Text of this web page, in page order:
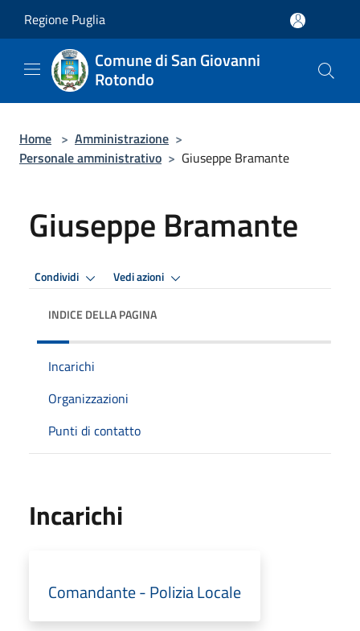
Regione Puglia
Comune di San Giovanni
Rotondo
Home > Amministrazione >
Personale amministrativo > Giuseppe Bramante
Giuseppe Bramante
Condividi Vedi azioni
INDICE DELLA PAGINA
Incarichi
Organizzazioni
Punti di contatto
Incarichi
Comandante - Polizia Locale